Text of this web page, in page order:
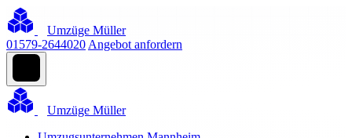
Umzüge Müller
01579-2644020 Angebot anfordern
Umzüge Müller